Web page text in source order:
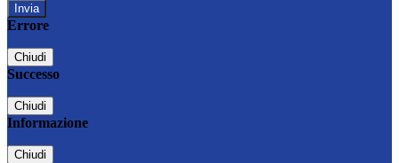
Errore
Chiudi
Successo
Chiudi
Informazione
Chiudi